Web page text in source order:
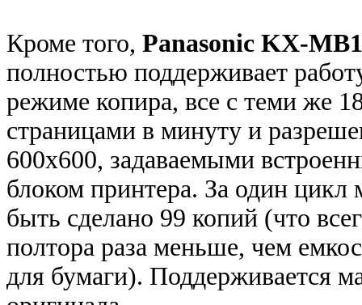
Кроме того, Panasonic KX-
полностью поддерживает
режиме копира, все с теми же
страницами в минуту и
600х600, задаваемыми
блоком принтера. За один цикл
быть сделано 99 копий (что
полтора раза меньше, чем
для бумаги). Поддерживается